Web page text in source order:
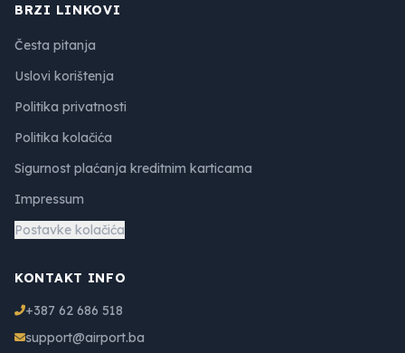
BRZI LINKOVI
Česta pitanja
Uslovi korištenja
Politika privatnosti
Politika kolačića
Sigurnost plaćanja kreditnim karticama
Impressum
Postavke kolačića
KONTAKT INFO
+387 62 686 518
support@airport.ba